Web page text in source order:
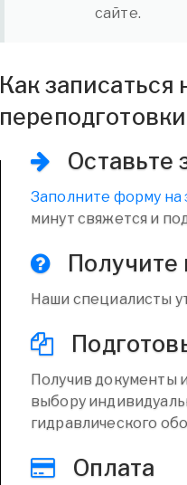
сайте.
Как
Оставьте
Заполните форму на
минут свяжется и
Получите
Наши специалисты
Получив документы
выбору
гидравлического
Оплата